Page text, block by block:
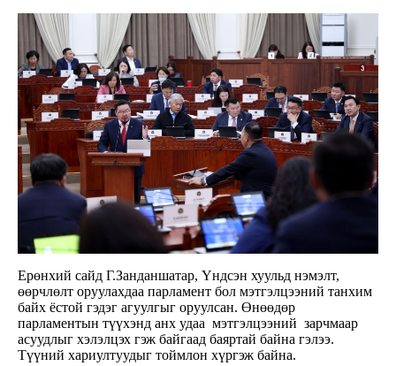
Ерөнхий сайд Г.Занданшатар, Үндсэн хуульд нэмэлт,
өөрчлөлт оруулахдаа парламент бол мэтгэлцээний танхим
байх ёстой гэдэг агуулгыг оруулсан. Өнөөдөр
парламентын түүхэнд анх удаа мэтгэлцээний зарчмаар
асуудлыг хэлэлцэх гэж байгаад баяртай байна гэлээ.
Түүний хариултуудыг тоймлон хүргэж байна.